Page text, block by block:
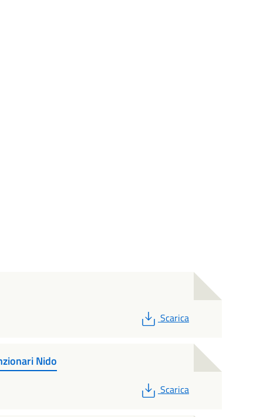
PDF
Scarica
Nido
PDF
Scarica